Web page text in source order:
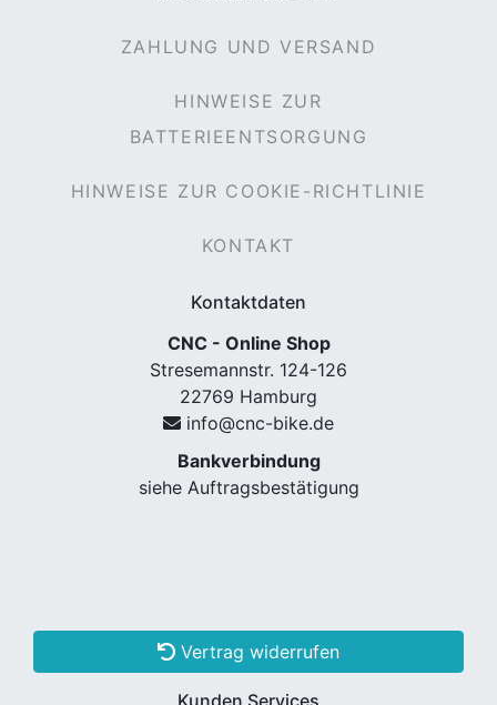
ZAHLUNG UND VERSAND
HINWEISE ZUR
BATTERIEENTSORGUNG
HINWEISE ZUR COOKIE-RICHTLINIE
KONTAKT
Kontaktdaten
CNC - Online Shop
Stresemannstr. 124-126
22769 Hamburg
info@cnc-bike.de
Bankverbindung
siehe Auftragsbestätigung
Vertrag widerrufen
Kunden Services